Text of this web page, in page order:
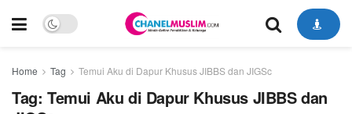
Home Tag Temui Aku di Dapur Khusus JIBBS dan JIGSc
Tag: Temui Aku di Dapur Khusus JIBBS dan